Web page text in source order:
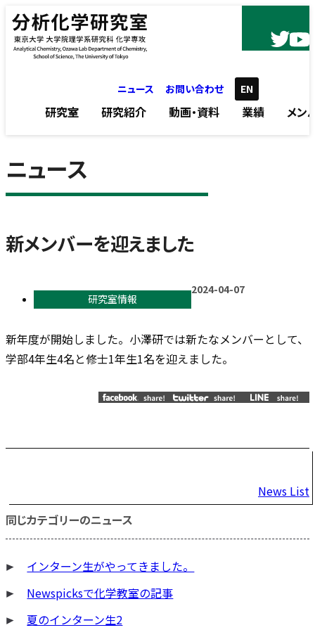
内容をスキップ
ニュース お問い合わせ EN
研究室 研究紹介 動画・資料 業績 メン
ニュース
新メンバーを迎えました
研究室情報
2024-04-07
新年度が開始しました。小澤研では新たなメンバーとして、
学部4年生4名と修士1年生1名を迎えました。
ゲ
ー
News List
同じカテゴリーのニュース
インターン生がやってきました。
Newspicksで化学教室の記事
夏のインターン生2